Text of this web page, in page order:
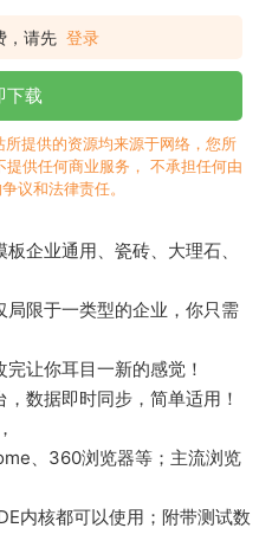
，请先 登录
下载
提供的资源均来源于网络，您所
供任何商业服务， 不承担任何由
议和法律责任。
企业通用、瓷砖、大理石、
限于一类型的企业，你只需
让你耳目一新的感觉！
数据即时同步，简单适用！
、360浏览器等；主流浏览
内核都可以使用；附带测试数